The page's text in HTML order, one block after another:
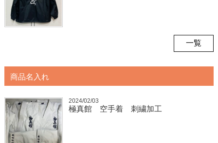
一覧
商品名入れ
2024/02/03
極真館 空手着 刺繍加工